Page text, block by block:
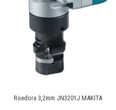
Roedora 3,2mm JN3201J MAKITA